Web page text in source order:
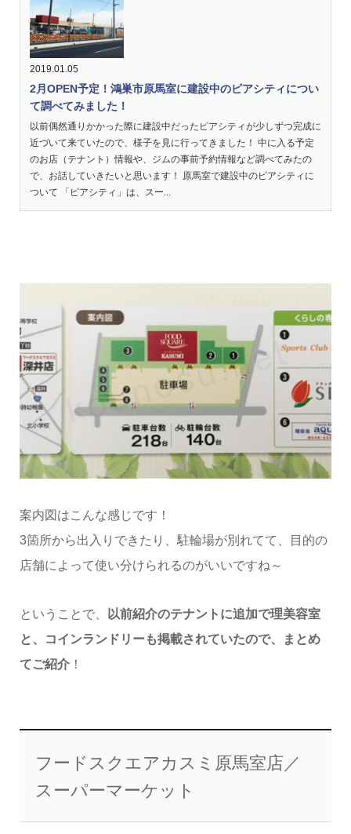
2019.01.05
2月OPEN予定！鴻巣市原馬室に建設中のピアシティについ
て調べてみました！
以前偶然通りかかった際に建設中だったピアシティが少しずつ完成に
近づいて来ていたので、様子を見に行ってきました！ 中に入る予定
のお店（テナント）情報や、ジムの事前予約情報など調べてみたの
で、お話していきたいと思います！ 原馬室で建設中のピアシティに
ついて 「ピアシティ」は、スー...
案内図はこんな感じです！
3箇所から出入りできたり、駐輪場が別れてて、目的の
店舗によって使い分けられるのがいいですね～
ということで、
以前紹介のテナントに追加で理美容室
と、コインランドリーも掲載されていたので、まとめ
てご紹介！
フードスクエアカスミ原馬室店／
スーパーマーケット